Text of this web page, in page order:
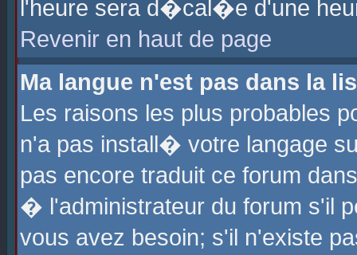
l'heure sera d�cal�e d'une
Revenir en haut de page
Ma langue n'est pas dans la
Les raisons les plus probables
n'a pas install� votre langage
pas encore traduit ce forum
� l'administrateur du forum s'il
vous avez besoin; s'il n'existe